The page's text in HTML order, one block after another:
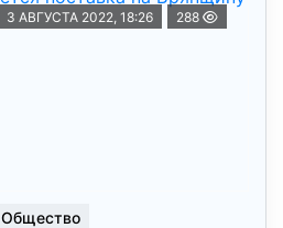
3 АВГУСТА 2022, 18:26 288
Общество